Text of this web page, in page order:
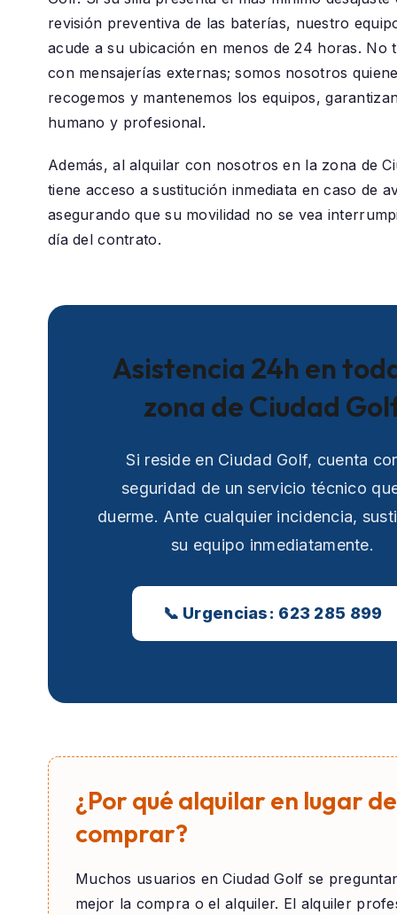
revisión preventiva de las baterías, nuestro
acude a su ubicación en menos de 24 horas. No
con mensajerías externas; somos nosotros
recogemos y mantenemos los equipos,
humano y profesional.
Además, al alquilar con nosotros en la zona de
tiene acceso a sustitución inmediata en caso de
asegurando que su movilidad no se vea
día del contrato.
Asistencia 24h en
zona de Ciudad
Si reside en Ciudad Golf, cuenta
seguridad de un servicio técnico
duerme. Ante cualquier incidencia,
su equipo inmediatamente.
📞 Urgencias: 623 285 899
¿Por qué alquilar en lugar de
comprar?
Muchos usuarios enCiudad Golf se
mejor la compra o el alquiler. El alquiler